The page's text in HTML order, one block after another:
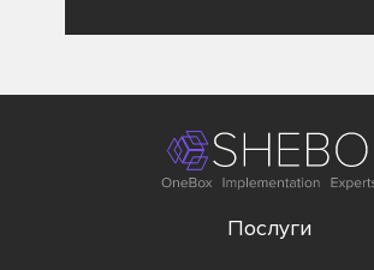
Послуги